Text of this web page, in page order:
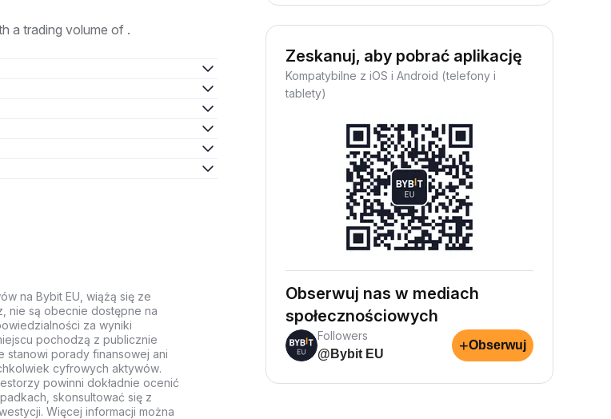
a trading volume of .
na Bybit EU, wiążą się ze
nie są obecnie dostępne na
za wyniki
pochodzą z publicznie
stanowi porady finansowej ani
cyfrowych aktywów.
powinni dokładnie ocenić
skonsultować się z
Więcej informacji można
Zeskanuj, aby pobrać aplikację
Kompatybilne z iOS i Android (telefony i
tablety)
Obserwuj nas w mediach
społecznościowych
Followers
@Bybit EU
+Obserwuj